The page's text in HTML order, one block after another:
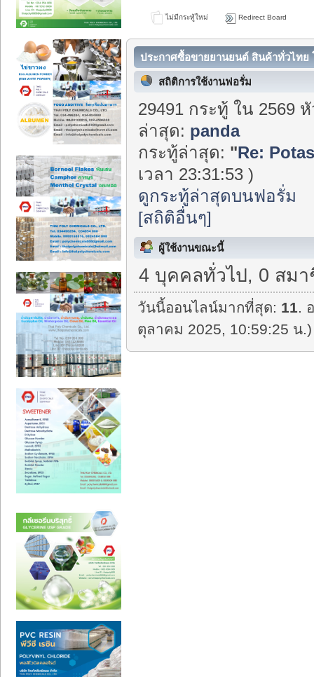
ไม่มีกระทู้ใหม่ Redirect Board
ประกาศซื้อขายยานยนต์ สินค้าทั่วไทย
สถิติการใช้งานฟอรั่ม
29491 กระทู้ ใน 2569
ล่าสุด: panda
กระทู้ล่าสุด: "Re:
เวลา 23:31:53 )
ดูกระทู้ล่าสุดบนฟอรั่ม
[สถิติอื่นๆ]
ผู้ใช้งานขณะนี้
4 บุคคลทั่วไป, 0 สม
วันนี้ออนไลน์มากที่สุด: 11.
ตุลาคม 2025, 10:59:25 น.)